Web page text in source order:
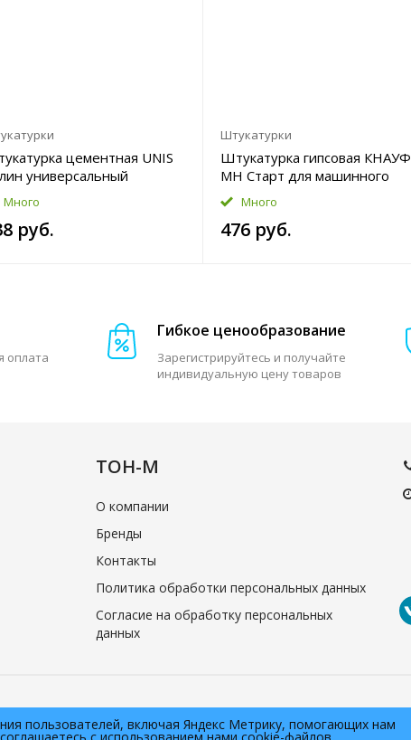
цементная UNIS
универсальный
25кг
Много
руб.
Штукатурки
Штукатурка гипсовая КНАУФ
МН Старт для машинного
нанесения 30кг
Много
476 руб.
оплата
Гибкое ценообразование
Зарегистрируйтесь и получайте
индивидуальную цену товаров
ТОН-М
О компании
Бренды
Контакты
Политика обработки персональных данных
Согласие на обработку персональных
данных
пользователей, включая Яндекс Метрику, помогающих нам